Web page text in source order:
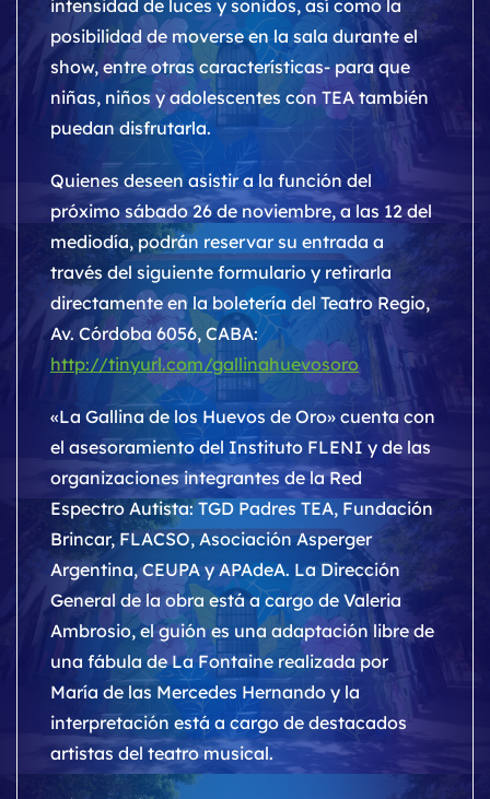
intensidad de luces y sonidos, así como la
posibilidad de moverse en la sala durante el
show, entre otras características- para que
niñas, niños y adolescentes con TEA también
puedan disfrutarla.
Quienes deseen asistir a la función del
próximo sábado 26 de noviembre, a las 12 del
mediodía, podrán reservar su entrada a
través del siguiente formulario y retirarla
directamente en la boletería del Teatro Regio,
Av. Córdoba 6056, CABA:
http://tinyurl.com/gallinahuevosoro
«La Gallina de los Huevos de Oro» cuenta con
el asesoramiento del Instituto FLENI y de las
organizaciones integrantes de la Red
Espectro Autista: TGD Padres TEA, Fundación
Brincar, FLACSO, Asociación Asperger
Argentina, CEUPA y APAdeA. La Dirección
General de la obra está a cargo de Valeria
Ambrosio, el guión es una adaptación libre de
una fábula de La Fontaine realizada por
María de las Mercedes Hernando y la
interpretación está a cargo de destacados
artistas del teatro musical.